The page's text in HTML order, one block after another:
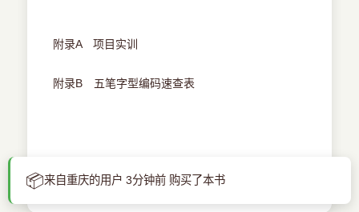
附录A 项目实训
附录B 五笔字型编码速查表
📦来自重庆的用户 3分钟前 购买了本书